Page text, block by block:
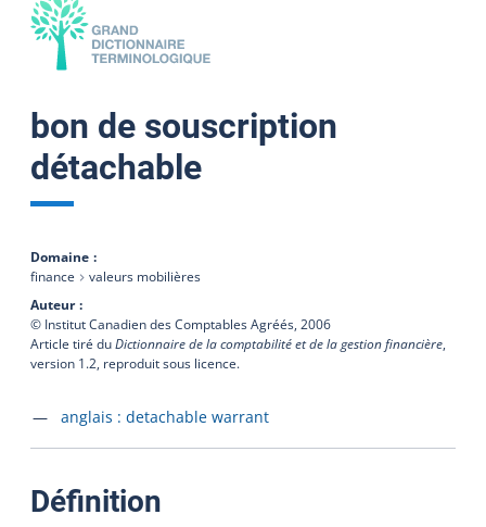
bon de souscription
détachable
Domaine
finance
valeurs mobilières
Auteur
© Institut Canadien des Comptables Agréés, 2006
Article tiré duDictionnaire de la comptabilité et de la gestion financière,
version 1.2, reproduit sous licence.
Accéder à la fiche en
anglais : detachable warrant
Définition